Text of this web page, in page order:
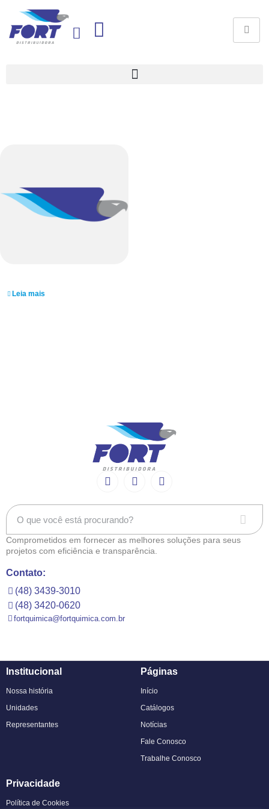
Leia mais
Comprometidos em fornecer as melhores soluções para seus
projetos com eficiência e transparência.
Contato:
(48) 3439-3010
(48) 3420-0620
fortquimica@fortquimica.com.br
Institucional
Nossa história
Unidades
Representantes
Páginas
Início
Catálogos
Notícias
Fale Conosco
Trabalhe Conosco
Privacidade
Política de Cookies